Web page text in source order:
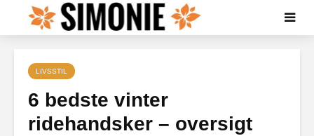
LIVSSTIL
6 bedste vinter
ridehandsker – oversigt